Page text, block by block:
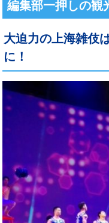
編集部一押しの観
大迫力の上海雑伎
に！